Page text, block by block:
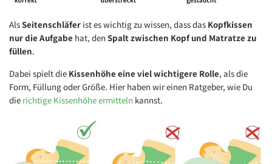
AlsSeitenschläfer ist es wichtig zu wissen, dass das Kopfkissen
nur die Aufgabe hat, den Spalt zwischen Kopf und Matratze zu
füllen.
Dabei spielt die Kissenhöhe eine viel wichtigere Rolle, als die
Form, Füllung oder Größe. Hier haben wir einen Ratgeber, wie Du
die richtige Kissenhöhe ermitteln kannst.